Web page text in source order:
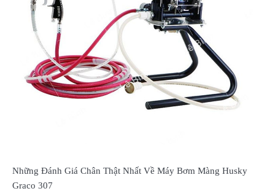
Những Đánh Giá Chân Thật Nhất Về Máy Bơm Màng Husky
Graco 307